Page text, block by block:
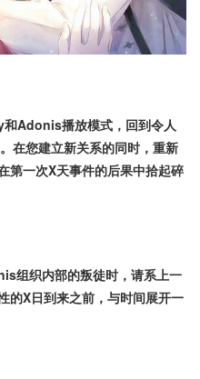
Adonis播放模式，回到令人
在您建立新关系的同时，重新
第一次X天事件的后果中拾起碎
组织内部的叛徒时，请系上一
的X日到来之前，与时间展开一